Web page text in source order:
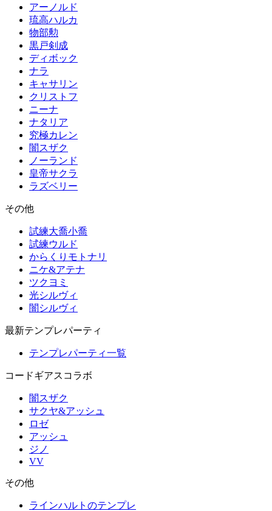
アーノルド
琉高ハルカ
物部勲
黒戸剣成
ディボック
ナラ
キャサリン
クリストフ
ニーナ
ナタリア
究極カレン
闇スザク
ノーランド
皇帝サクラ
ラズベリー
その他
試練大喬小喬
試練ウルド
からくりモトナリ
ニケ&アテナ
ツクヨミ
光シルヴィ
闇シルヴィ
最新テンプレパーティ
テンプレパーティ一覧
コードギアスコラボ
闇スザク
サクヤ&アッシュ
ロゼ
アッシュ
ジノ
VV
その他
ラインハルトのテンプレ